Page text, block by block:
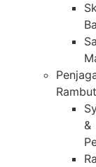
Rambut
&